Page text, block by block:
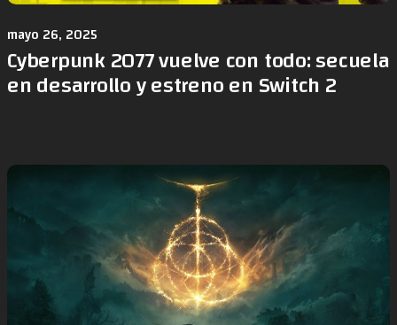
mayo 26, 2025
Cyberpunk 2077 vuelve con todo: secuela
en desarrollo y estreno en Switch 2